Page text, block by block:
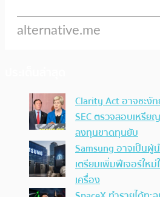
Clarity Act อาจชะงั
SEC ตรวจสอบเหรี
ลงทุนขาดทุนยับ
Samsung อาจเป็นผู้
เตรียมเพิ่มฟีเจอร์ให
เครื่อง